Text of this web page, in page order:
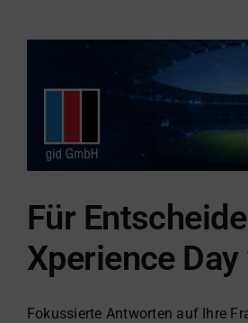
genesisWorld
Für
Xperience
Fokussierte Antworten auf Ihre